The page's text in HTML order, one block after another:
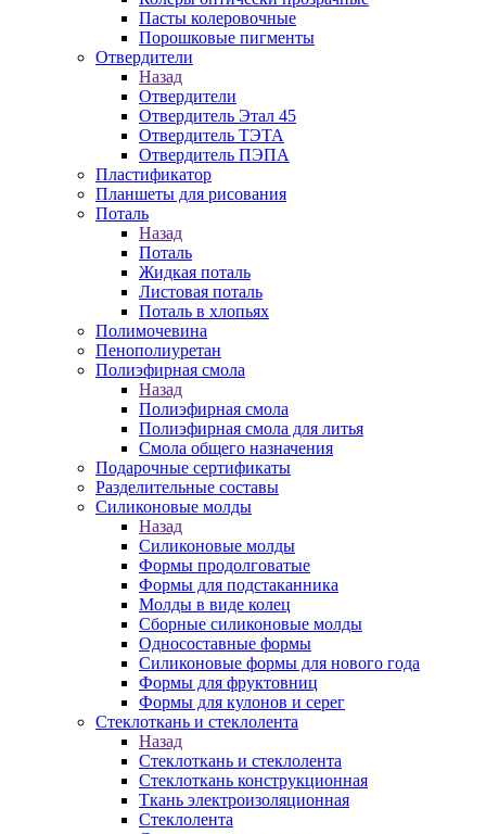
Пасты колеровочные
Порошковые пигменты
Отвердители
Назад
Отвердители
Отвердитель Этал 45
Отвердитель ТЭТА
Отвердитель ПЭПА
Пластификатор
Планшеты для рисования
Поталь
Назад
Поталь
Жидкая поталь
Листовая поталь
Поталь в хлопьях
Полимочевина
Пенополиуретан
Полиэфирная смола
Назад
Полиэфирная смола
Полиэфирная смола для литья
Смола общего назначения
Подарочные сертификаты
Разделительные составы
Силиконовые молды
Назад
Силиконовые молды
Формы продолговатые
Формы для подстаканника
Молды в виде колец
Сборные силиконовые молды
Односоставные формы
Силиконовые формы для нового года
Формы для фруктовниц
Формы для кулонов и серег
Стеклоткань и стеклолента
Назад
Стеклоткань и стеклолента
Стеклоткань конструкционная
Ткань электроизоляционная
Стеклолента